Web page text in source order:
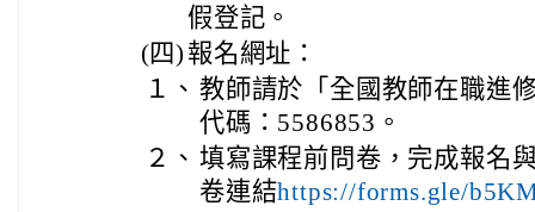
假登記。
(四) 報名網址：
１、 教師請於「全國教師在職進
代碼：5586853。
２、 填寫課程前問卷，完成報名
卷連結https://forms.gle/